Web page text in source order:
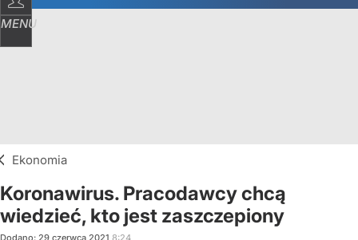
MENU
Ekonomia
Koronawirus. Pracodawcy chcą
wiedzieć, kto jest zaszczepiony
Dodano: 29 czerwca 2021 8:24